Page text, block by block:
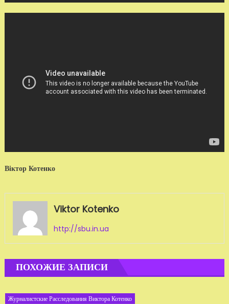
Віктор Котенко
Viktor Kotenko
http://sbu.in.ua
ПОХОЖИЕ ЗАПИСИ
Журналистские Расследования Виктора Котенко